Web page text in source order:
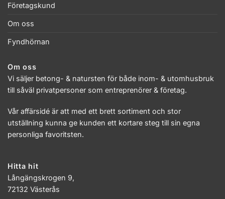
Företagskund
Om oss
Fyndhörnan
Om oss
Vi säljer betong- & natursten för både inom- & utomhusbruk
till såväl privatpersoner som entreprenörer & företag.
Vår affärsidé är att med ett brett sortiment och stor
utställning kunna ge kunden ett kortare steg till sin egna
personliga favoritsten.
Hitta hit
Långängskrogen 9,
72132 Västerås